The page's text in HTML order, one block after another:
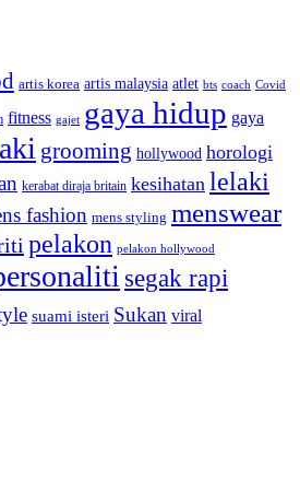
artis korea artis malaysia atlet bts coach Covid
fitness gajet gaya hidup gaya
grooming hollywood horologi
kerabat diraja britain kesihatan lelaki
fashion mens styling menswear
pelakon pelakon hollywood
segak rapi
suami isteri Sukan viral